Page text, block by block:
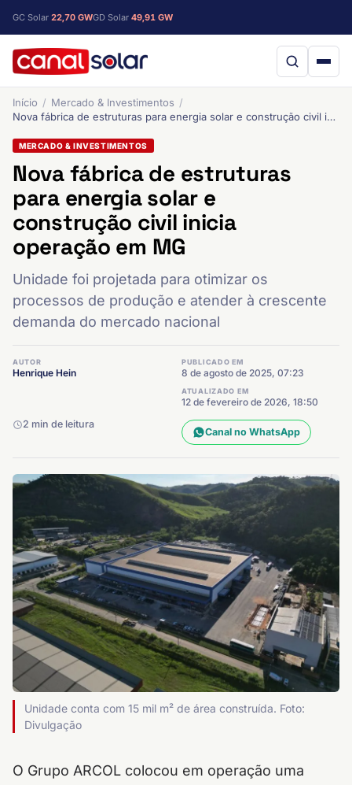
GC Solar 22,70 GWGD Solar 49,91 GW
Início
Mercado & Investimentos
Nova fábrica de estruturas para energia solar e construção civil inicia operação em MG
MERCADO & INVESTIMENTOS
Nova fábrica de estruturas
para energia solar e
construção civil inicia
operação em MG
Unidade foi projetada para otimizar os
processos de produção e atender à crescente
demanda do mercado nacional
AUTOR
Henrique Hein
PUBLICADO EM
8 de agosto de 2025, 07:23
ATUALIZADO EM
12 de fevereiro de 2026, 18:50
2 min de leitura
Canal no WhatsApp
Unidade conta com 15 mil m² de área construída. Foto:
Divulgação
O Grupo ARCOL colocou em operação uma